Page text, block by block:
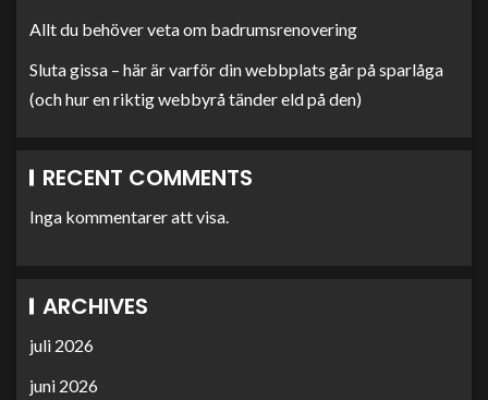
Allt du behöver veta om badrumsrenovering
Sluta gissa – här är varför din webbplats går på sparlåga
(och hur en riktig webbyrå tänder eld på den)
RECENT COMMENTS
Inga kommentarer att visa.
ARCHIVES
juli 2026
juni 2026